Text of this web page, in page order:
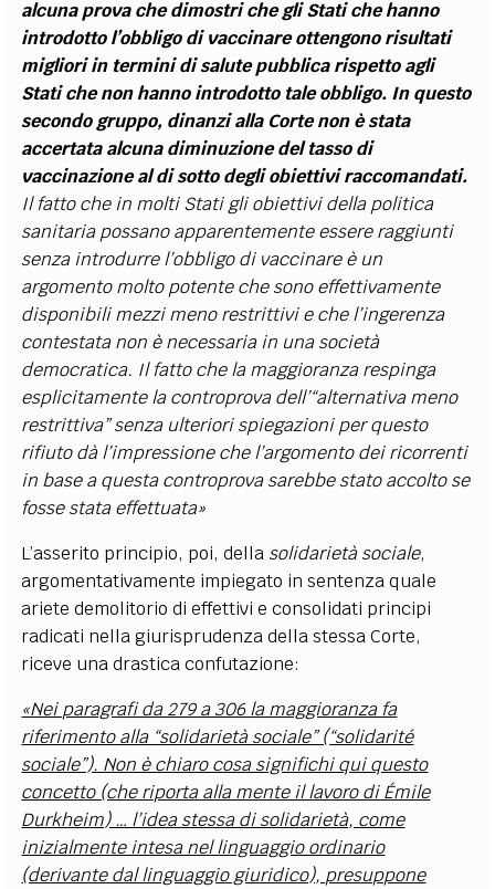
alcuna prova che dimostri che gli Stati che hanno
introdotto l’obbligo di vaccinare ottengono risultati
migliori in termini di salute pubblica rispetto agli
Stati che non hanno introdotto tale obbligo. In questo
secondo gruppo, dinanzi alla Corte non è stata
accertata alcuna diminuzione del tasso di
vaccinazione al di sotto degli obiettivi raccomandati.
Il fatto che in molti Stati gli obiettivi della politica
sanitaria possano apparentemente essere raggiunti
senza introdurre l’obbligo di vaccinare è un
argomento molto potente che sono effettivamente
disponibili mezzi meno restrittivi e che l’ingerenza
contestata non è necessaria in una società
democratica. Il fatto che la maggioranza respinga
esplicitamente la controprova dell’“alternativa meno
restrittiva” senza ulteriori spiegazioni per questo
rifiuto dà l’impressione che l’argomento dei ricorrenti
in base a questa controprova sarebbe stato accolto se
fosse stata effettuata»
L’asserito principio, poi, della solidarietà sociale,
argomentativamente impiegato in sentenza quale
ariete demolitorio di effettivi e consolidati principi
radicati nella giurisprudenza della stessa Corte,
riceve una drastica confutazione:
«Nei paragrafi da 279 a 306 la maggioranza fa
riferimento alla “solidarietà sociale” (“solidarité
sociale”). Non è chiaro cosa significhi qui questo
concetto (che riporta alla mente il lavoro di Émile
Durkheim) … l’idea stessa di solidarietà, come
inizialmente intesa nel linguaggio ordinario
(derivante dal linguaggio giuridico), presuppone